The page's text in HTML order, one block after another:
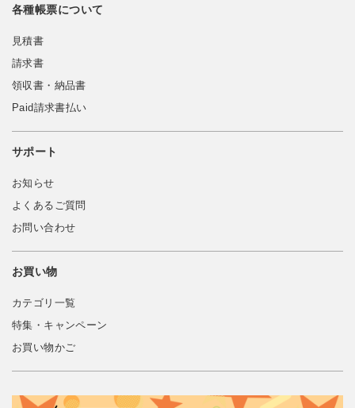
各種帳票について
見積書
請求書
領収書・納品書
Paid請求書払い
サポート
お知らせ
よくあるご質問
お問い合わせ
お買い物
カテゴリ一覧
特集・キャンペーン
お買い物かご